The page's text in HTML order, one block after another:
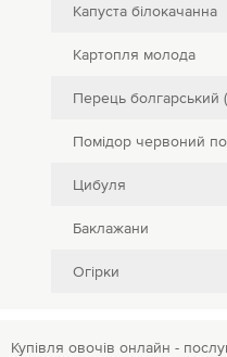
Капуста білокачанна
Картопля молода
Перець болгарський
Помідор червоний
Цибуля
Баклажани
Огірки
Купівля овочів онлайн -